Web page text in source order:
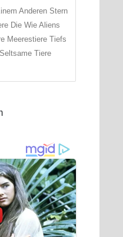
Anderen Stern
Die Wie Aliens
Meerestiere Tiefs
Tiere